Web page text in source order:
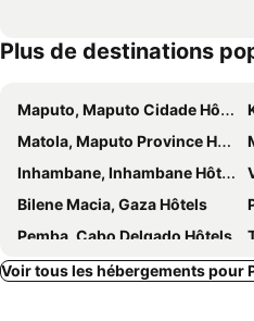
Plus de destinations
Maputo, Maputo Cidade Hôtels
Matola, Maputo Province Hôtels
Inhambane, Inhambane Hôtels
Bilene Macia, Gaza Hôtels
Pemba, Cabo Delgado Hôtels
Voir tous les hébergements pour